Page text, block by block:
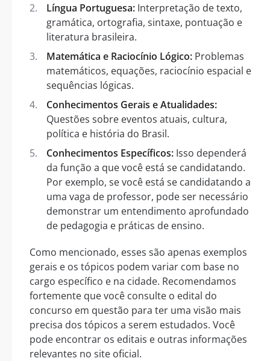
Língua Portuguesa: Interpretação de texto,
gramática, ortografia, sintaxe, pontuação e
literatura brasileira.
Matemática e Raciocínio Lógico: Problemas
matemáticos, equações, raciocínio espacial e
sequências lógicas.
Conhecimentos Gerais e Atualidades:
Questões sobre eventos atuais, cultura,
política e história do Brasil.
Conhecimentos Específicos: Isso dependerá
da função a que você está se candidatando.
Por exemplo, se você está se candidatando a
uma vaga de professor, pode ser necessário
demonstrar um entendimento aprofundado
de pedagogia e práticas de ensino.
Como mencionado, esses são apenas exemplos
gerais e os tópicos podem variar com base no
cargo específico e na cidade. Recomendamos
fortemente que você consulte o edital do
concurso em questão para ter uma visão mais
precisa dos tópicos a serem estudados. Você
pode encontrar os editais e outras informações
relevantes no site oficial.